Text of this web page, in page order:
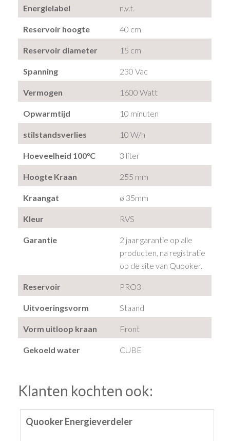
Energielabel n.v.t.
Reservoir hoogte 40 cm
Reservoir diameter 15 cm
Spanning 230 Vac
Vermogen 1600 Watt
Opwarmtijd 10 minuten
stilstandsverlies 10 W/h
Hoeveelheid 100°C 3 liter
Hoogte Kraan 255 mm
Kraangat ø 35mm
Kleur RVS
Garantie
2 jaar garantie op alle
producten, na registratie
op de site van Quooker.
Reservoir PRO3
Uitvoeringsvorm Staand
Vorm uitloop kraan Front
Gekoeld water CUBE
Klanten kochten ook:
Quooker Energieverdeler